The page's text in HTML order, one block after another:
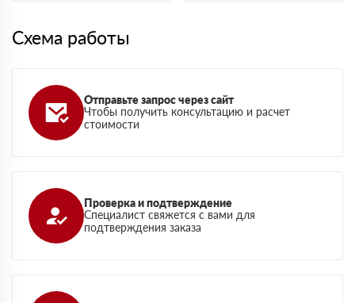
Схема работы
Отправьте запрос через сайт
Чтобы получить консультацию и расчет
стоимости
Проверка и подтверждение
Специалист свяжется с вами для
подтверждения заказа